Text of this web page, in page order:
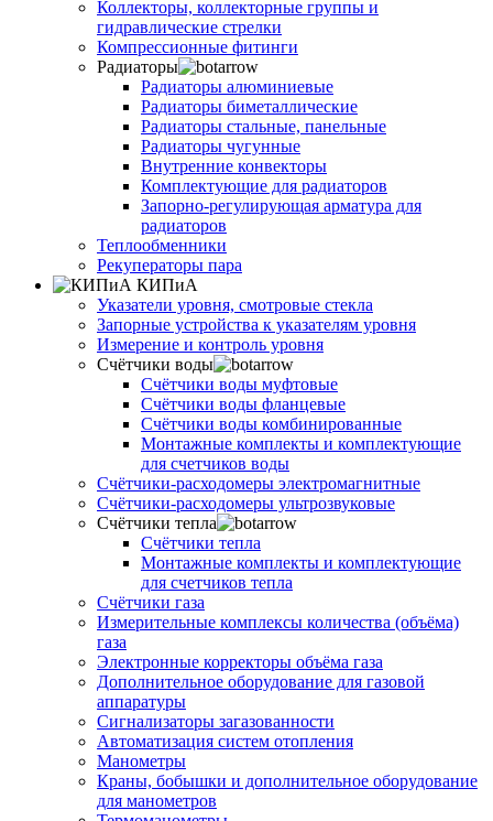
Коллекторы, коллекторные группы и
гидравлические стрелки
Компрессионные фитинги
Радиаторы
Радиаторы алюминиевые
Радиаторы биметаллические
Радиаторы стальные, панельные
Радиаторы чугунные
Внутренние конвекторы
Комплектующие для радиаторов
Запорно-регулирующая арматура для
радиаторов
Теплообменники
Рекуператоры пара
КИПиА
Указатели уровня, смотровые стекла
Запорные устройства к указателям уровня
Измерение и контроль уровня
Счётчики воды
Счётчики воды муфтовые
Счётчики воды фланцевые
Счётчики воды комбинированные
Монтажные комплекты и комплектующие
для счетчиков воды
Счётчики-расходомеры электромагнитные
Счётчики-расходомеры ультрозвуковые
Счётчики тепла
Счётчики тепла
Монтажные комплекты и комплектующие
для счетчиков тепла
Счётчики газа
Измерительные комплексы количества (объёма)
газа
Электронные корректоры объёма газа
Дополнительное оборудование для газовой
аппаратуры
Сигнализаторы загазованности
Автоматизация систем отопления
Манометры
Краны, бобышки и дополнительное оборудование
для манометров